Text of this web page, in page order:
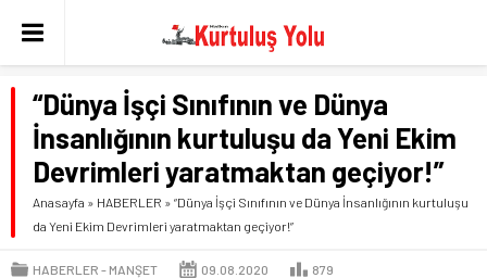
“Dünya İşçi Sınıfının ve Dünya
İnsanlığının kurtuluşu da Yeni Ekim
Devrimleri yaratmaktan geçiyor!”
Anasayfa » HABERLER » “Dünya İşçi Sınıfının ve Dünya İnsanlığının kurtuluşu
da Yeni Ekim Devrimleri yaratmaktan geçiyor!”
HABERLER MANŞET 09.08.2020 879